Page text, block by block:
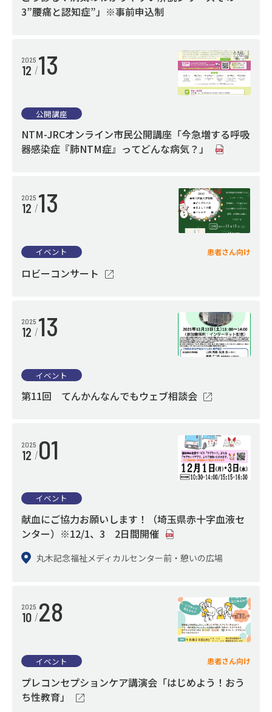
3”腰痛と認知症”」※事前申込制
2025
12 13
公開講座
NTM-JRCオンライン市民公開講座「今急増する呼吸
器感染症『肺NTM症』ってどんな病気？」
2025
12 13
イベント 患者さん向け
ロビーコンサート
2025
12 13
イベント
第11回 てんかんなんでもウェブ相談会
2025
12 01
イベント
献血にご協力お願いします！（埼玉県赤十字血液セ
ンター）※12/1、3 2日間開催
丸木記念福祉メディカルセンター前・憩いの広場
2025
10 28
イベント 患者さん向け
プレコンセプションケア講演会「はじめよう！おう
ち性教育」